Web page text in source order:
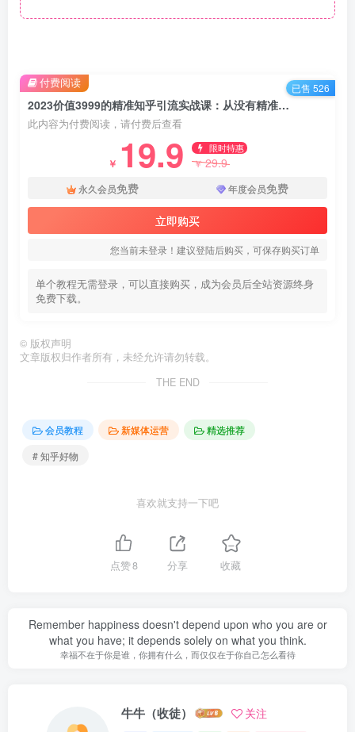
2023价值3999的精准知乎引流实战课：从没有精准创业粉 到微信被加到爆红
此内容为付费阅读，请付费后查看
￥ 19.9 限时特惠
￥29.9
永久会员免费 年度会员免费
立即购买
您当前未登录！建议登陆后购买，可保存购买订单
单个教程无需登录，可以直接购买，成为会员后全站资源终身
免费下载。
付费阅读 已售 526
© 版权声明
文章版权归作者所有，未经允许请勿转载。
THE END
会员教程 新媒体运营
精选推荐
# 知乎好物
喜欢就支持一下吧
点赞8 分享 收藏
Remember happiness doesn't depend upon who you are or
what you have; it depends solely on what you think.
幸福不在于你是谁，你拥有什么，而仅仅在于你自己怎么看待
牛牛（收徒） 关注